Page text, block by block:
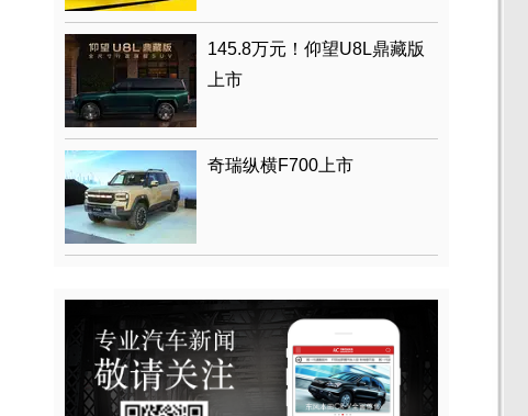
145.8万元！仰望U8L鼎藏版
上市
奇瑞纵横F700上市